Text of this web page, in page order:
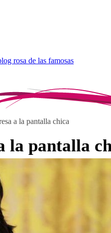
rosa de las famosas
a la pantalla chica
la pantalla